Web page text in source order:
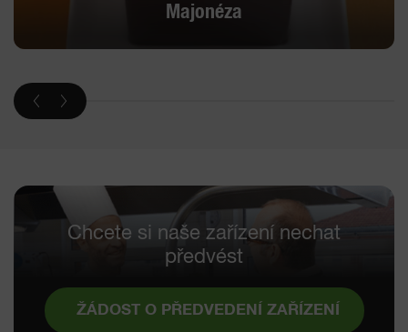
Majonéza
Chcete si naše zařízení nechat
předvést
ŽÁDOST O PŘEDVEDENÍ ZAŘÍZENÍ